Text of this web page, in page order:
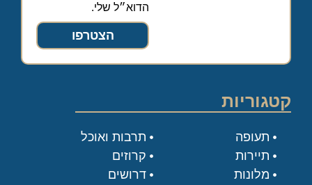
הדוא״ל שלי.
הצטרפו
קטגוריות
תעופה
תיירות
מלונות
תרבות ואוכל
קרוזים
דרושים